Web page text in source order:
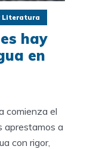
Literatura
hay
en
comienza el
a
con rigor,